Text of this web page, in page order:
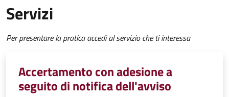
Servizi
Per presentare la pratica accedi al servizio che ti interessa
Accertamento con adesione a
seguito di notifica dell'avviso